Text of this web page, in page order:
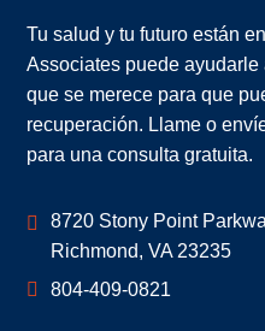
Tu salud y tu futuro están
Associates puede
que se merece para que
recuperación. Llame o
para una consulta gratuita.
Geoff McDonald &
8720 Stony Point
Richmond, VA 23235
804-409-0821